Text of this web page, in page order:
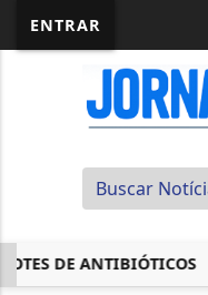
ENTRAR
DE ANTIBIÓTICOS